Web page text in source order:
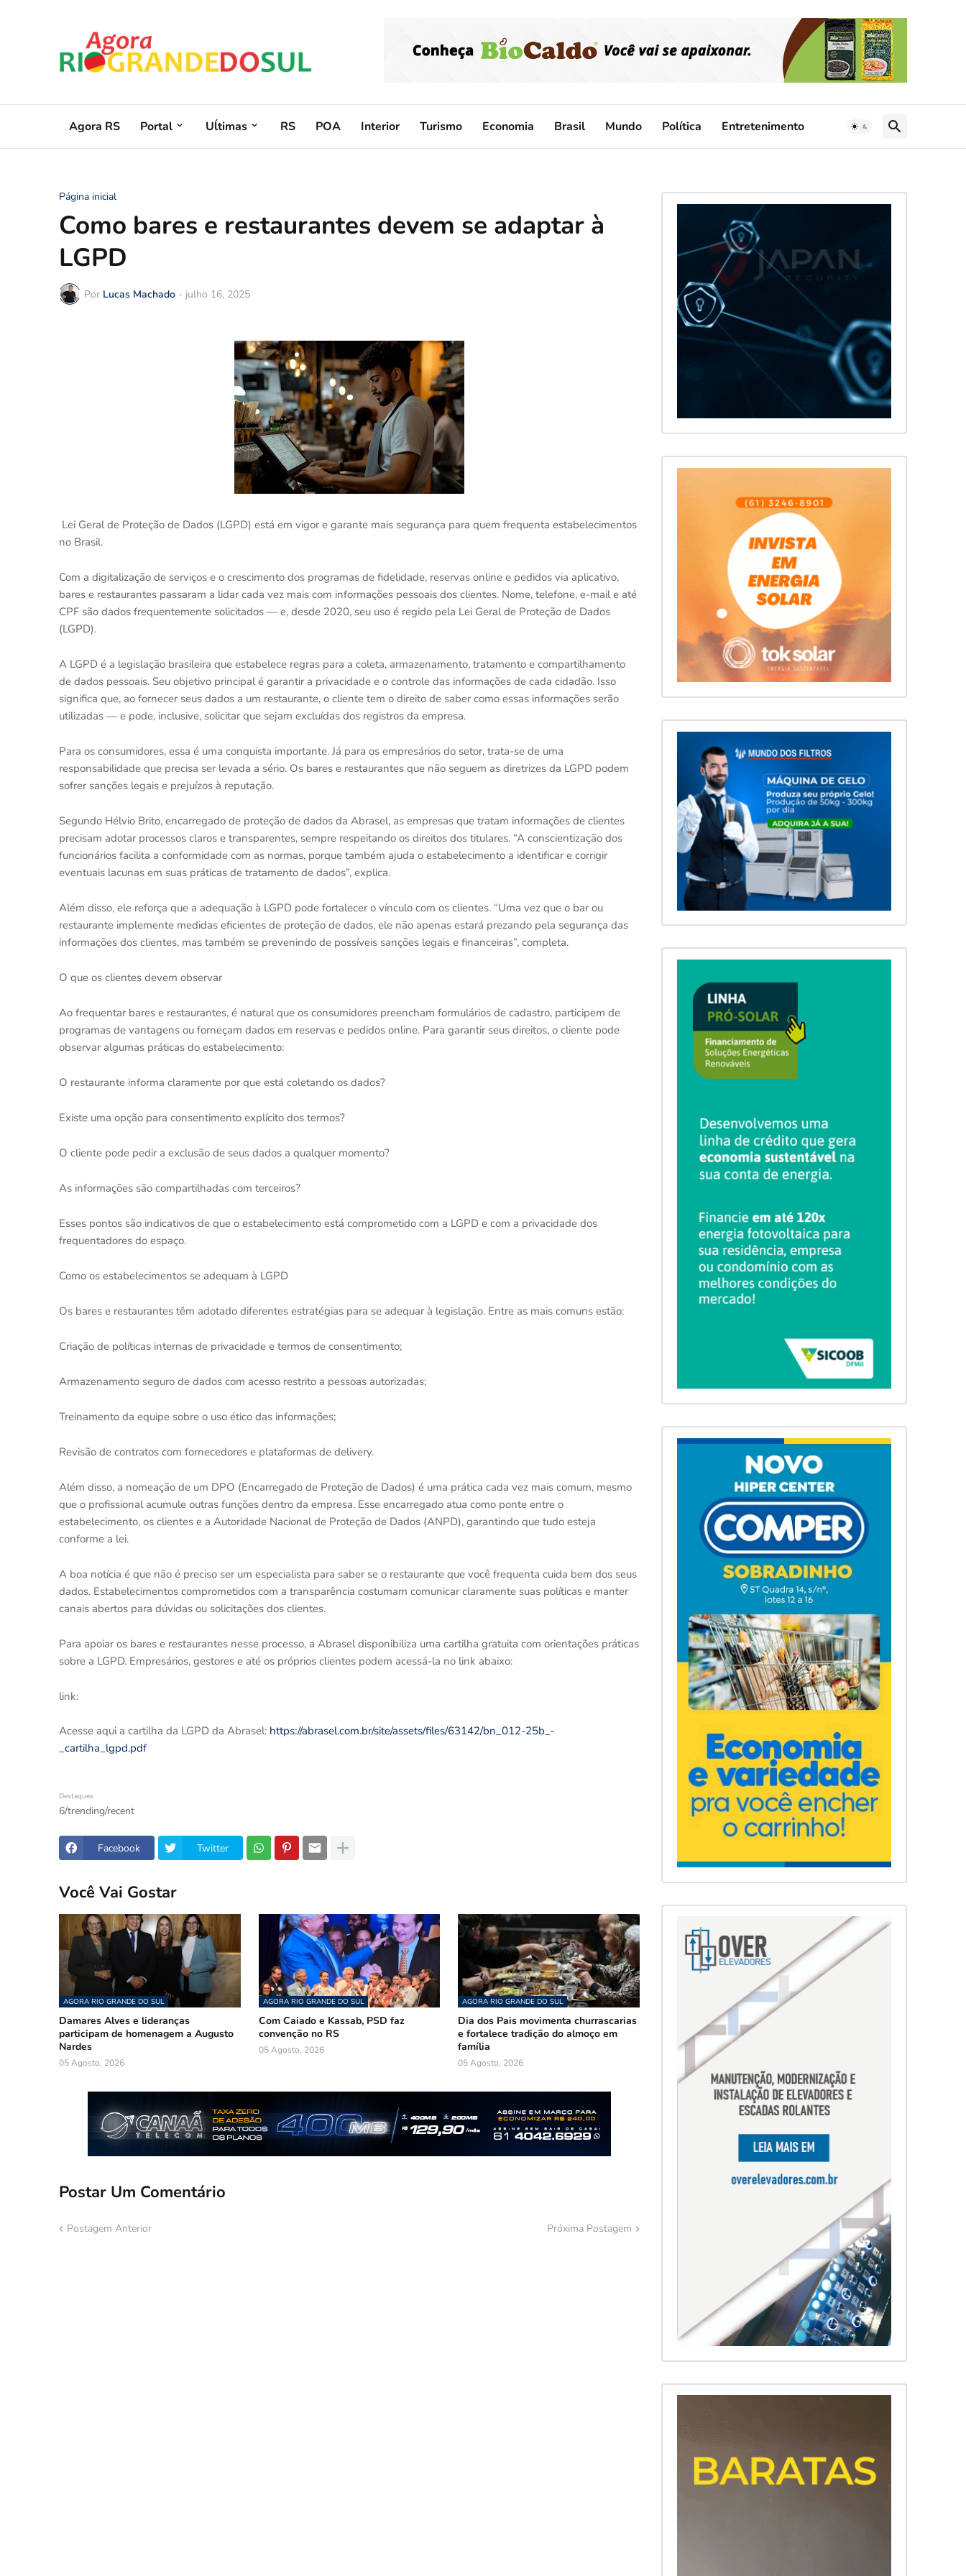
Agora RS Portal Uĺtimas RS POA Interior Turismo Economia Brasil Mundo Política Entretenimento
Página inicial
Como bares e restaurantes devem se adaptar à
LGPD
Por Lucas Machado - julho 16, 2025
Lei Geral de Proteção de Dados (LGPD) está em vigor e garante mais segurança para quem frequenta estabelecimentos
no Brasil.
Com a digitalização de serviços e o crescimento dos programas de fidelidade, reservas online e pedidos via aplicativo,
bares e restaurantes passaram a lidar cada vez mais com informações pessoais dos clientes. Nome, telefone, e-mail e até
CPF são dados frequentemente solicitados — e, desde 2020, seu uso é regido pela Lei Geral de Proteção de Dados
(LGPD).
A LGPD é a legislação brasileira que estabelece regras para a coleta, armazenamento, tratamento e compartilhamento
de dados pessoais. Seu objetivo principal é garantir a privacidade e o controle das informações de cada cidadão. Isso
significa que, ao fornecer seus dados a um restaurante, o cliente tem o direito de saber como essas informações serão
utilizadas — e pode, inclusive, solicitar que sejam excluídas dos registros da empresa.
Para os consumidores, essa é uma conquista importante. Já para os empresários do setor, trata-se de uma
responsabilidade que precisa ser levada a sério. Os bares e restaurantes que não seguem as diretrizes da LGPD podem
sofrer sanções legais e prejuízos à reputação.
Segundo Hélvio Brito, encarregado de proteção de dados da Abrasel, as empresas que tratam informações de clientes
precisam adotar processos claros e transparentes, sempre respeitando os direitos dos titulares. “A conscientização dos
funcionários facilita a conformidade com as normas, porque também ajuda o estabelecimento a identificar e corrigir
eventuais lacunas em suas práticas de tratamento de dados”, explica.
Além disso, ele reforça que a adequação à LGPD pode fortalecer o vínculo com os clientes. “Uma vez que o bar ou
restaurante implemente medidas eficientes de proteção de dados, ele não apenas estará prezando pela segurança das
informações dos clientes, mas também se prevenindo de possíveis sanções legais e financeiras”, completa.
O que os clientes devem observar
Ao frequentar bares e restaurantes, é natural que os consumidores preencham formulários de cadastro, participem de
programas de vantagens ou forneçam dados em reservas e pedidos online. Para garantir seus direitos, o cliente pode
observar algumas práticas do estabelecimento:
O restaurante informa claramente por que está coletando os dados?
Existe uma opção para consentimento explícito dos termos?
O cliente pode pedir a exclusão de seus dados a qualquer momento?
As informações são compartilhadas com terceiros?
Esses pontos são indicativos de que o estabelecimento está comprometido com a LGPD e com a privacidade dos
frequentadores do espaço.
Como os estabelecimentos se adequam à LGPD
Os bares e restaurantes têm adotado diferentes estratégias para se adequar à legislação. Entre as mais comuns estão:
Criação de políticas internas de privacidade e termos de consentimento;
Armazenamento seguro de dados com acesso restrito a pessoas autorizadas;
Treinamento da equipe sobre o uso ético das informações;
Revisão de contratos com fornecedores e plataformas de delivery.
Além disso, a nomeação de um DPO (Encarregado de Proteção de Dados) é uma prática cada vez mais comum, mesmo
que o profissional acumule outras funções dentro da empresa. Esse encarregado atua como ponte entre o
estabelecimento, os clientes e a Autoridade Nacional de Proteção de Dados (ANPD), garantindo que tudo esteja
conforme a lei.
A boa notícia é que não é preciso ser um especialista para saber se o restaurante que você frequenta cuida bem dos seus
dados. Estabelecimentos comprometidos com a transparência costumam comunicar claramente suas políticas e manter
canais abertos para dúvidas ou solicitações dos clientes.
Para apoiar os bares e restaurantes nesse processo, a Abrasel disponibiliza uma cartilha gratuita com orientações práticas
sobre a LGPD. Empresários, gestores e até os próprios clientes podem acessá-la no link abaixo:
link:
Acesse aqui a cartilha da LGPD da Abrasel: https://abrasel.com.br/site/assets/files/63142/bn_012-25b_-
_cartilha_lgpd.pdf
Destaques
6/trending/recent
Facebook Twitter
Você Vai Gostar
AGORA RIO GRANDE DO SUL
Damares Alves e lideranças
participam de homenagem a Augusto
Nardes
05 Agosto, 2026
AGORA RIO GRANDE DO SUL
Com Caiado e Kassab, PSD faz
convenção no RS
05 Agosto, 2026
AGORA RIO GRANDE DO SUL
Dia dos Pais movimenta churrascarias
e fortalece tradição do almoço em
família
05 Agosto, 2026
Postar Um Comentário
Postagem Anterior Próxima Postagem